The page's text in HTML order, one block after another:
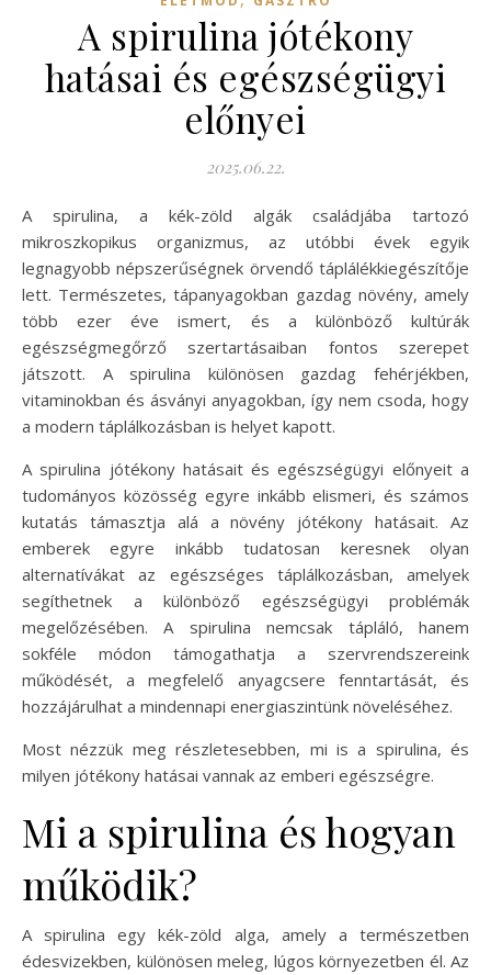
A spirulina jótékony
hatásai és egészségügyi
előnyei
2025.06.22.
A spirulina, a kék-zöld algák családjába tartozó
mikroszkopikus organizmus, az utóbbi évek egyik
legnagyobb népszerűségnek örvendő táplálékkiegészítője
lett. Természetes, tápanyagokban gazdag növény, amely
több ezer éve ismert, és a különböző kultúrák
egészségmegőrző szertartásaiban fontos szerepet
játszott. A spirulina különösen gazdag fehérjékben,
vitaminokban és ásványi anyagokban, így nem csoda, hogy
a modern táplálkozásban is helyet kapott.
A spirulina jótékony hatásait és egészségügyi előnyeit a
tudományos közösség egyre inkább elismeri, és számos
kutatás támasztja alá a növény jótékony hatásait. Az
emberek egyre inkább tudatosan keresnek olyan
alternatívákat az egészséges táplálkozásban, amelyek
segíthetnek a különböző egészségügyi problémák
megelőzésében. A spirulina nemcsak tápláló, hanem
sokféle módon támogathatja a szervrendszereink
működését, a megfelelő anyagcsere fenntartását, és
hozzájárulhat a mindennapi energiaszintünk növeléséhez.
Most nézzük meg részletesebben, mi is a spirulina, és
milyen jótékony hatásai vannak az emberi egészségre.
Mi a spirulina és hogyan
működik?
A spirulina egy kék-zöld alga, amely a természetben
édesvizekben, különösen meleg, lúgos környezetben él. Az